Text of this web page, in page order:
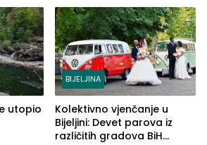
utopio
BIJELJINA
Kolektivno vjenčanje u
Bijeljini: Devet parova iz
različitih gradova BiH